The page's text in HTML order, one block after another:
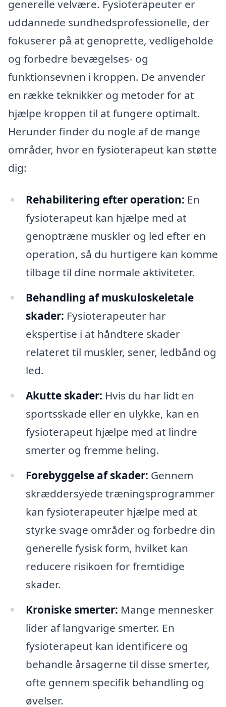
generelle velvære. Fysioterapeuter er
uddannede sundhedsprofessionelle, der
fokuserer på at genoprette, vedligeholde
og forbedre bevægelses- og
funktionsevnen i kroppen. De anvender
en række teknikker og metoder for at
hjælpe kroppen til at fungere optimalt.
Herunder finder du nogle af de mange
områder, hvor en fysioterapeut kan støtte
dig:
Rehabilitering efter operation: En
fysioterapeut kan hjælpe med at
genoptræne muskler og led efter en
operation, så du hurtigere kan komme
tilbage til dine normale aktiviteter.
Behandling af muskuloskeletale
skader: Fysioterapeuter har
ekspertise i at håndtere skader
relateret til muskler, sener, ledbånd og
led.
Akutte skader: Hvis du har lidt en
sportsskade eller en ulykke, kan en
fysioterapeut hjælpe med at lindre
smerter og fremme heling.
Forebyggelse af skader: Gennem
skræddersyede træningsprogrammer
kan fysioterapeuter hjælpe med at
styrke svage områder og forbedre din
generelle fysisk form, hvilket kan
reducere risikoen for fremtidige
skader.
Kroniske smerter: Mange mennesker
lider af langvarige smerter. En
fysioterapeut kan identificere og
behandle årsagerne til disse smerter,
ofte gennem specifik behandling og
øvelser.